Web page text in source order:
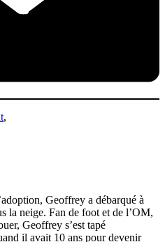
,
Geoffrey a débarqué à
neige. Fan de foot et de l’OM,
Geoffrey s’est tapé
il avait 10 ans pour devenir